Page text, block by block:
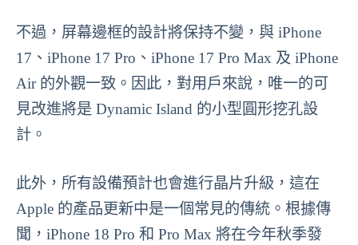
不過，屏幕邊框的設計將保持不變，與 iPhone
17、iPhone 17 Pro、iPhone 17 Pro Max 及 iPhone
Air 的外觀一致。因此，對用戶來說，唯一的可
見改進將是 Dynamic Island 的小型圓形挖孔設
計。
此外，所有設備預計也會進行晶片升級，這在
Apple 的產品更新中是一個常見的傳統。根據傳
聞，iPhone 18 Pro 和 Pro Max 將在今年秋季發